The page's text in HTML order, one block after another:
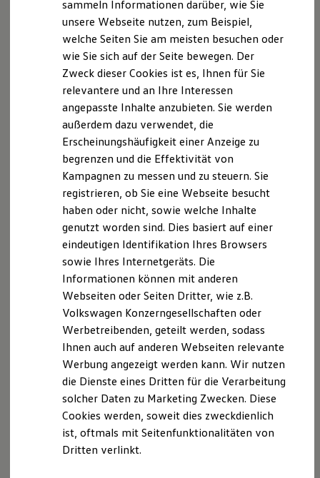
Nachhaltigkeit
Technologie
Kosten und Kauf
Kaufoptionen
E-Auto-Förderung
Software und Konnektivität
Die ID. Software 6
ID. Software Versionen und Updates
Digitale Extras
Schnittstellen zu Ihrem ID.
Hybridautos
Marke und Erlebnis
Volkswagen R und R Experience
R-Modelle
R Experience
Driving Experience
Volkswagen entdecken
Werkbesichtigung
Lifestyle Shop
T-Roc Kollektion
Golf Kollektion
ID. Kollektion
Volkswagen Kollektion
R-Kollektion
GTI Kollektion
Fußball Drop
we drive football
#wedriveproud
Besitzer und Service
Software Updates
Service und Ersatzteile
Steuernummer: 23/56/118/01311
Hinweis gemäß § 36
Verbraucherstreitbeilegungsgesetz (VSBG)
Wir sind zur Teilnahme an einem
Streitbeilegungsverfahren vor einer
Verbraucherschlichtungsstelle weder bereit noch dazu
verpflichtet.
Datenschutzerklärung
A. Verantwortlicher
Wir freuen uns, dass Sie unsere Webseite der
Autohaus Klaus Hörsting, Bahnhofstraße 4, 49632
info@hoersting.vapn.debesuchen. Im
Folgenden informieren wir Sie über die Verarbeitung
Ihrer personenbezogenen Daten durch uns im
Zusammenhang mit Ihrem Besuch unserer Webseite.
B. Verarbeitung Ihrer personenbezogenen Daten
Unsere Webseite bietet Ihnen verschiedene
Angebote, die wir Ihnen in Bezug auf dabei durch uns
verarbeitete personenbezogene Daten im Folgenden
sammeln Informationen darüber, wie Sie
unsere Webseite nutzen, zum Beispiel,
welche Seiten Sie am meisten besuchen oder
wie Sie sich auf der Seite bewegen. Der
Zweck dieser Cookies ist es, Ihnen für Sie
relevantere und an Ihre Interessen
angepasste Inhalte anzubieten. Sie werden
außerdem dazu verwendet, die
Erscheinungshäufigkeit einer Anzeige zu
begrenzen und die Effektivität von
Kampagnen zu messen und zu steuern. Sie
registrieren, ob Sie eine Webseite besucht
haben oder nicht, sowie welche Inhalte
genutzt worden sind. Dies basiert auf einer
eindeutigen Identifikation Ihres Browsers
sowie Ihres Internetgeräts. Die
Informationen können mit anderen
Webseiten oder Seiten Dritter, wie z.B.
Volkswagen Konzerngesellschaften oder
Werbetreibenden, geteilt werden, sodass
Ihnen auch auf anderen Webseiten relevante
Werbung angezeigt werden kann. Wir nutzen
die Dienste eines Dritten für die Verarbeitung
solcher Daten zu Marketing Zwecken. Diese
Cookies werden, soweit dies zweckdienlich
ist, oftmals mit Seitenfunktionalitäten von
Dritten verlinkt.